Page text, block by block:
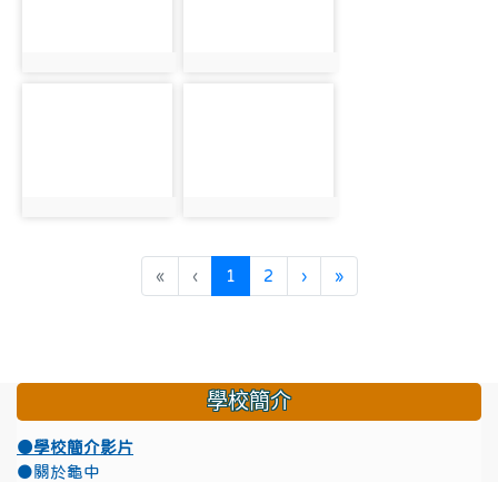
« ‹ 1 (目前頁次)
2 ›下一頁
»最後頁
學校簡介
●學校簡介影片
●關於龜中